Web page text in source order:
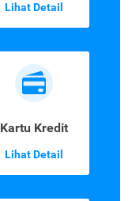
Lihat Detail
Kartu Kredit
Lihat Detail